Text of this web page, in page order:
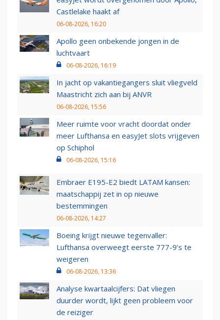
Castlelake haakt af
06-08-2026, 16:20
Apollo geen onbekende jongen in de
luchtvaart
06-08-2026, 16:19
In jacht op vakantiegangers sluit vliegveld
Maastricht zich aan bij ANVR
06-08-2026, 15:56
Meer ruimte voor vracht doordat onder
meer Lufthansa en easyJet slots vrijgeven
op Schiphol
06-08-2026, 15:16
Embraer E195-E2 biedt LATAM kansen:
maatschappij zet in op nieuwe
bestemmingen
06-08-2026, 14:27
Boeing krijgt nieuwe tegenvaller:
Lufthansa overweegt eerste 777-9’s te
weigeren
06-08-2026, 13:36
Analyse kwartaalcijfers: Dat vliegen
duurder wordt, lijkt geen probleem voor
de reiziger